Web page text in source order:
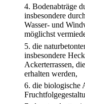
4. Bodenabträge
insbesondere
Wasser- und
möglichst
5. die
insbesondere
Ackerterrassen,
erhalten werden,
6. die biologische